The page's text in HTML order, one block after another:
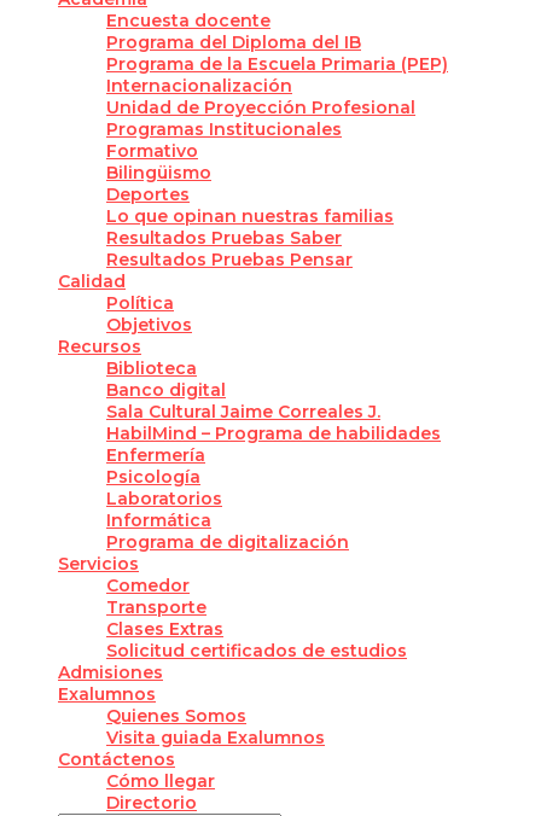
Encuesta docente
Programa del Diploma del IB
Programa de la Escuela Primaria (PEP)
Internacionalización
Unidad de Proyección Profesional
Programas Institucionales
Formativo
Bilingüismo
Deportes
Lo que opinan nuestras familias
Resultados Pruebas Saber
Resultados Pruebas Pensar
Calidad
Política
Objetivos
Recursos
Biblioteca
Banco digital
Sala Cultural Jaime Correales J.
HabilMind – Programa de habilidades
Enfermería
Psicología
Laboratorios
Informática
Programa de digitalización
Servicios
Comedor
Transporte
Clases Extras
Solicitud certificados de estudios
Admisiones
Exalumnos
Quienes Somos
Visita guiada Exalumnos
Contáctenos
Cómo llegar
Directorio